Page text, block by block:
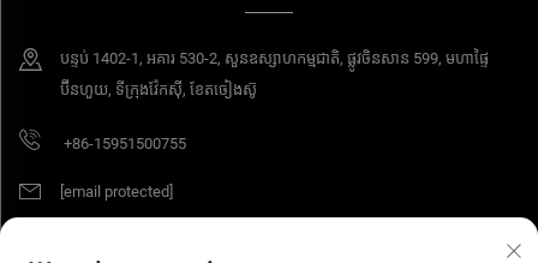
បន្ទប់​ 1402-1, អគារ 530-2, សួនឧស្សាហកម្មជាតិ, ផ្លូវចិនសាន 599, មហាផ្ទៃ
ប៊ីនហួយ, ទីក្រុងវ៉ែកស៊ី, ខែតចៀងស៊ូ
+86-15951500755
[email protected]